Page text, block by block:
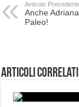
Articolo
Anche
Paleo!
Articoli correlati